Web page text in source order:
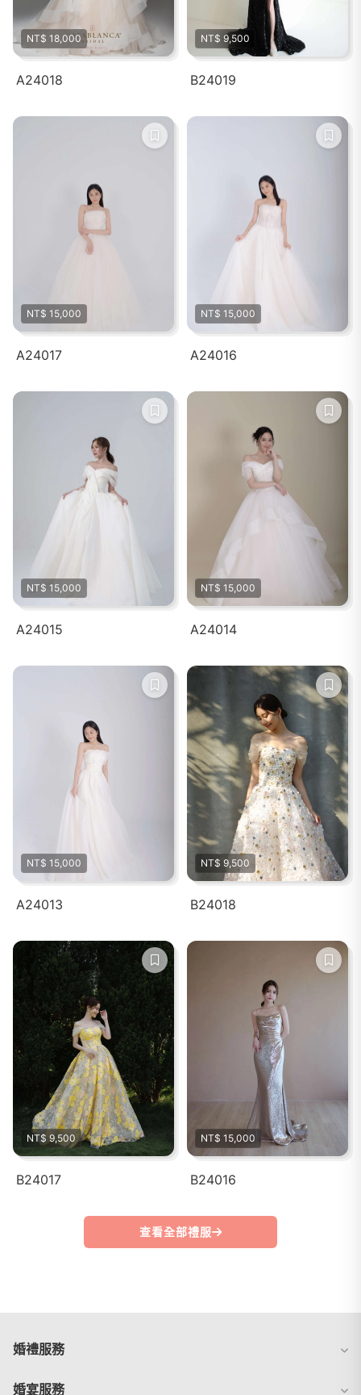
NT$ 18,000
A24018
NT$ 9,500
B24019
NT$ 15,000
A24017
NT$ 15,000
A24016
NT$ 15,000
A24015
NT$ 15,000
A24014
NT$ 15,000
A24013
NT$ 9,500
B24018
NT$ 9,500
B24017
NT$ 15,000
B24016
查看全部禮服
婚禮服務
婚宴服務